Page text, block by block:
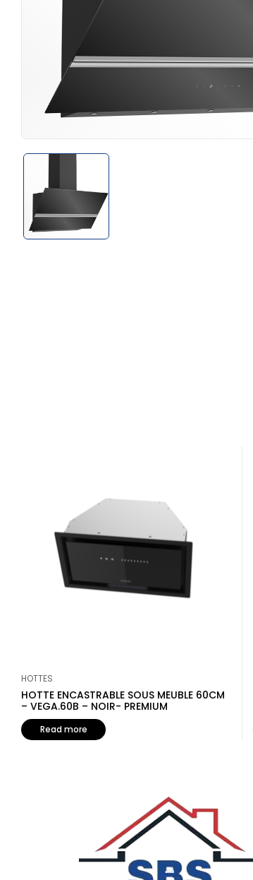
HOTTES
HOTTE ENCASTRABLE SOUS MEUBLE 60CM
– VEGA.60B – NOIR- PREMIUM
Read more